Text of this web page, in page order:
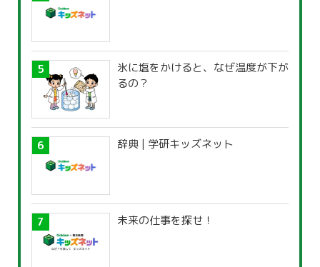
氷に塩をかけると、なぜ温度が下が
るの？
辞典 | 学研キッズネット
未来の仕事を探せ！